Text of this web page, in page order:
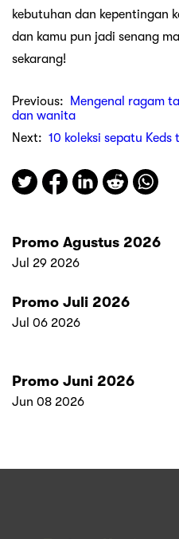
kebutuhan dan kepentingan
dan kamu pun jadi senang
sekarang!
Previous:
Mengenal ragam
dan wanita
Next: 10 koleksi sepatu
Promo Agustus 2026
Jul 29 2026
Promo Juli 2026
Jul 06 2026
Promo Juni 2026
Jun 08 2026